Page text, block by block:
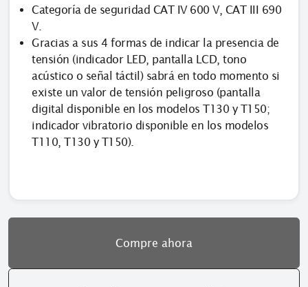
Categoría de seguridad CAT IV 600 V, CAT III 690
V.
Gracias a sus 4 formas de indicar la presencia de
tensión (indicador LED, pantalla LCD, tono
acústico o señal táctil) sabrá en todo momento si
existe un valor de tensión peligroso (pantalla
digital disponible en los modelos T130 y T150;
indicador vibratorio disponible en los modelos
T110, T130 y T150).
Compre ahora